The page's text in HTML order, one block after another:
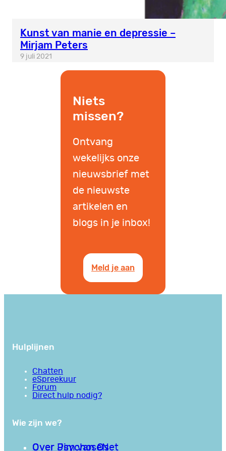
Kunst van manie en depressie –
Mirjam Peters
9 juli 2021
Niets
missen?
Ontvang
wekelijks onze
nieuwsbrief met
de nieuwste
artikelen en
blogs in je inbox!
Meld je aan
Hulplijnen
Chatten
eSpreekuur
Forum
Direct hulp nodig?
Wie zijn we?
Over PsychoseNet
Over Jim van Os